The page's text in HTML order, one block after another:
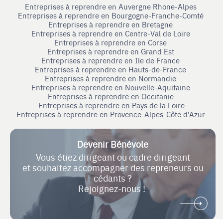
Entreprises à reprendre en Auvergne Rhone-Alpes
Entreprises à reprendre en Bourgogne-Franche-Comté
Entreprises à reprendre en Bretagne
Entreprises à reprendre en Centre-Val de Loire
Entreprises à reprendre en Corse
Entreprises à reprendre en Grand Est
Entreprises à reprendre en Ile de France
Entreprises à reprendre en Hauts-de-France
Entreprises à reprendre en Normandie
Entreprises à reprendre en Nouvelle-Aquitaine
Entreprises à reprendre en Occitanie
Entreprises à reprendre en Pays de la Loire
Entreprises à reprendre en Provence-Alpes-Côte d'Azur
Devenir Bénévole
Vous étiez dirigeant ou cadre dirigeant
et souhaitez accompagner des repreneurs ou
cédants ?
Rejoignez-nous !